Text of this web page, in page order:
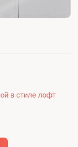
в стиле лофт